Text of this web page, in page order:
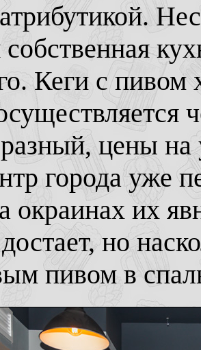
Кеги с пивом
цены
города уже
окраинах их
но
пивом в